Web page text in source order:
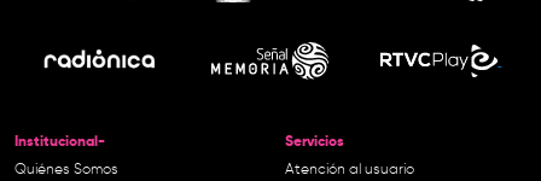
Institucional-
Quiénes Somos
Servicios
Atención al usuario